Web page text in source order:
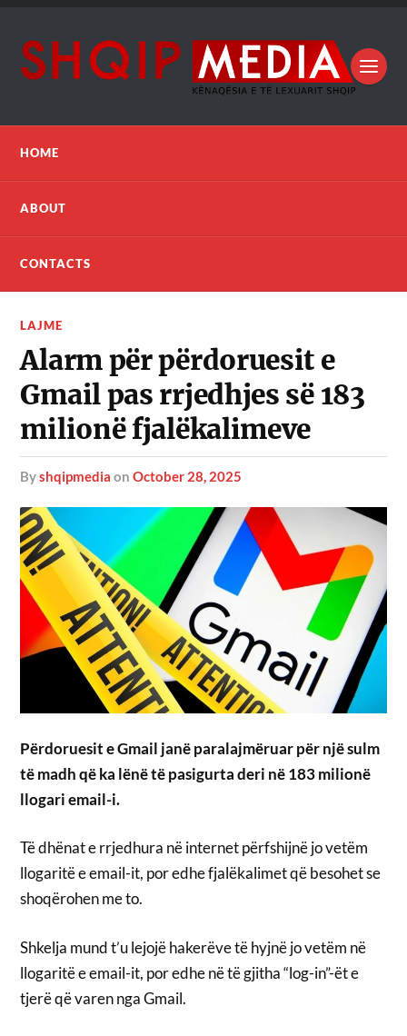
HOME
ABOUT
CONTACTS
LAJME
Alarm për përdoruesit e
Gmail pas rrjedhjes së 183
milionë fjalëkalimeve
byshqipmedia onOctober 28, 2025
Përdoruesit e Gmail janë paralajmëruar për një sulm
të madh që ka lënë të pasigurta deri në 183 milionë
llogari email-i.
Të dhënat e rrjedhura në internet përfshijnë jo vetëm
llogaritë e email-it, por edhe fjalëkalimet që besohet se
shoqërohen me to.
Shkelja mund t’u lejojë hakerëve të hyjnë jo vetëm në
llogaritë e email-it, por edhe në të gjitha “log-in”-ët e
tjerë që varen nga Gmail.